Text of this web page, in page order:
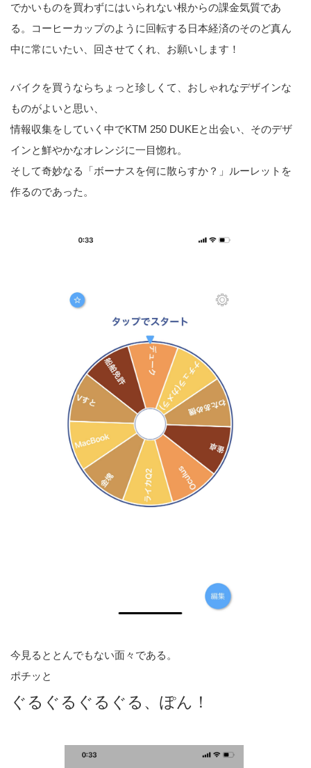
でかいものを買わずにはいられない根からの課金気質であ
る。コーヒーカップのように回転する日本経済のそのど真ん
中に常にいたい、回させてくれ、お願いします！
バイクを買うならちょっと珍しくて、おしゃれなデザインな
ものがよいと思い、
情報収集をしていく中でKTM 250 DUKEと出会い、そのデザ
インと鮮やかなオレンジに一目惚れ。
そして奇妙なる「ボーナスを何に散らすか？」ルーレットを
作るのであった。
今見るととんでもない面々である。
ポチッと
ぐるぐるぐるぐる、ぽん！